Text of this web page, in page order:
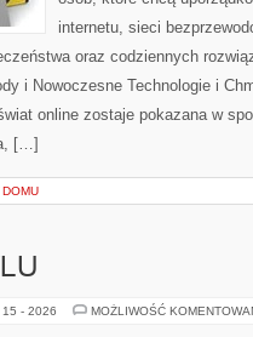
internetu, sieci
oraz codziennych
i Nowoczesne Technologie i
online zostaje pokazana w
[…]
15 - 2026 MOŻLIWOŚĆ